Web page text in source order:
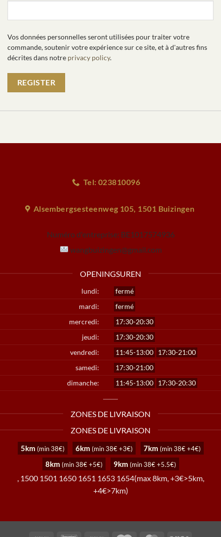
Vos données personnelles seront utilisées pour traiter votre
commande, soutenir votre expérience sur ce site, et à d'autres fins
décrites dans notre privacy policy.
REGISTER
Tel: 023810096
Alsembergsesteenweg 105, 1501 Buizingen
Numéro d'entreprise: BE1017574936
wangbuizingen@gmail.com
OPENINGSUREN
lundi:
fermé
mardi:
fermé
mercredi:
17:30-20:30
jeudi:
17:30-20:30
vendredi:
11:45-13:00 17:30-21:00
samedi:
17:30-21:00
dimanche:
11:45-13:00 17:30-20:30
ZONES DE LIVRAISON
ZONES DE LIVRAISON
5km (min 38€) 6km (min 38€ +3€) 7km (min 38€ +4€)
8km (min 38€ +5€) 9km (min 38€ +5.5€)
, 1500 1501 1650 1651 1653 1654(max 8km, +3€>5km,
+4€>7km)